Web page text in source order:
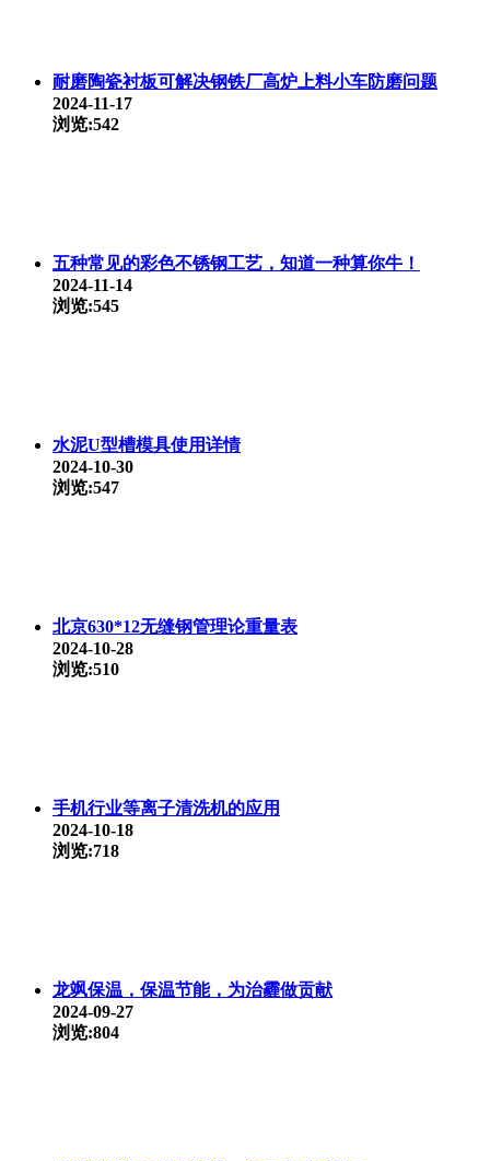
耐磨陶瓷衬板可解决钢铁厂高炉上料小车防磨问题
2024-11-17
浏览:542
五种常见的彩色不锈钢工艺，知道一种算你牛！
2024-11-14
浏览:545
水泥U型槽模具使用详情
2024-10-30
浏览:547
北京630*12无缝钢管理论重量表
2024-10-28
浏览:510
手机行业等离子清洗机的应用
2024-10-18
浏览:718
龙飒保温，保温节能，为治霾做贡献
2024-09-27
浏览:804